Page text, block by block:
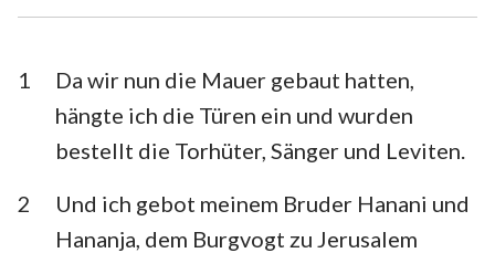
Esra Nehemia
Esther Hiob
Psalm Sprüche
Hohelied
Jesaja Jeremia
1
Da wir nun die Mauer gebaut hatten,
hängte ich die Türen ein und wurden
bestellt die Torhüter, Sänger und Leviten.
2
Und ich gebot meinem Bruder Hanani und
Hananja, dem Burgvogt zu Jerusalem